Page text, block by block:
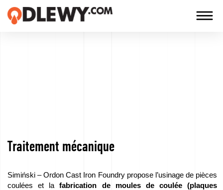
Entreprise
Technologies
Traitement mécanique
Simiński – Ordon Cast Iron Foundry propose l’usinage de pièces
coulées et lafabrication de moules de coulée (plaques